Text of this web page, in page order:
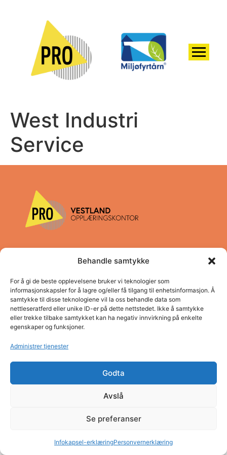
Behandle samtykke
For å gi de beste opplevelsene bruker vi teknologier som
informasjonskapsler for å lagre og/eller få tilgang til enhetsinformasjon. Å
samtykke til disse teknologiene vil la oss behandle data som
nettleseratferd eller unike ID-er på dette nettstedet. Ikke å samtykke
eller trekke tilbake samtykket kan ha negativ innvirkning på enkelte
egenskaper og funksjoner.
Administrer tjenester
Godta
Avslå
Se preferanser
Infokapsel-erklæringPersonvernerklæring
West Industri
Service
Pro Vestland opplæringskontor
Adresse: Concordbygget, Firdaveien 6
Telefon: (+47) 57 83 22 60
E-post: post@pro.sf.no
Organisasjonsnummer: NO980 026 655
Personvern